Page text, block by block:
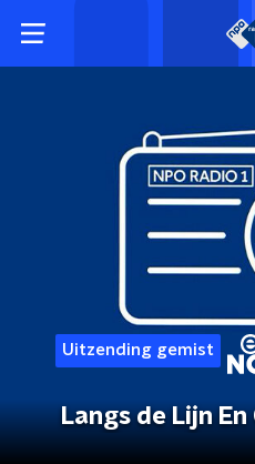
Uitzending gemist
Langs de Lijn